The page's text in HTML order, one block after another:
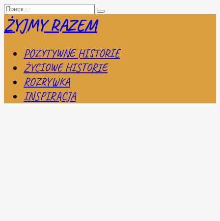
Перейти
к
содержанию
Search
for:
ŻYJMY RAZEM
POZYTYWNE HISTORIE
ŻYCIOWE HISTORIE
ROZRYWKA
INSPIRACJA